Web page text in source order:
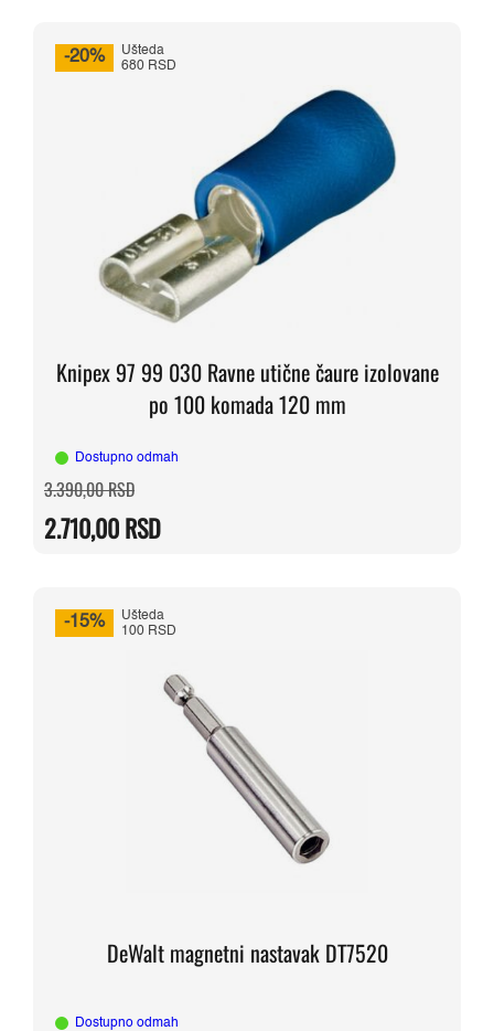
-20%
Ušteda
680 RSD
Knipex 97 99 030 Ravne utične čaure izolovane
po 100 komada 120 mm
Dostupno odmah
3.390,00RSDOriginalna
cena
bila:
3.390,00 RSD.
2.710,00RSD
Trenutna
cena
2.710,00 RSD.
-15%
Ušteda
100 RSD
DeWalt magnetni nastavak DT7520
Dostupno odmah